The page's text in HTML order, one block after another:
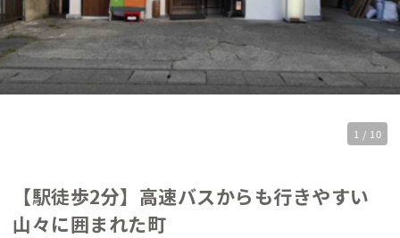
1 / 10
【駅徒歩2分】高速バスからも行きやすい
山々に囲まれた町